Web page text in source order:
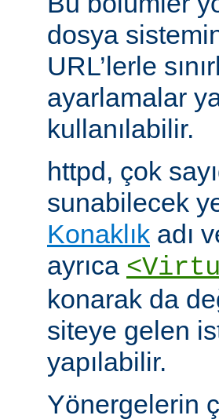
dosya
URL’lerle
ayarlamalar
kullanılabilir.
httpd, çok
sunabilecek
Konaklık adı
ayrıca
konarak da
siteye gelen
yapılabilir.
Yönergelerin